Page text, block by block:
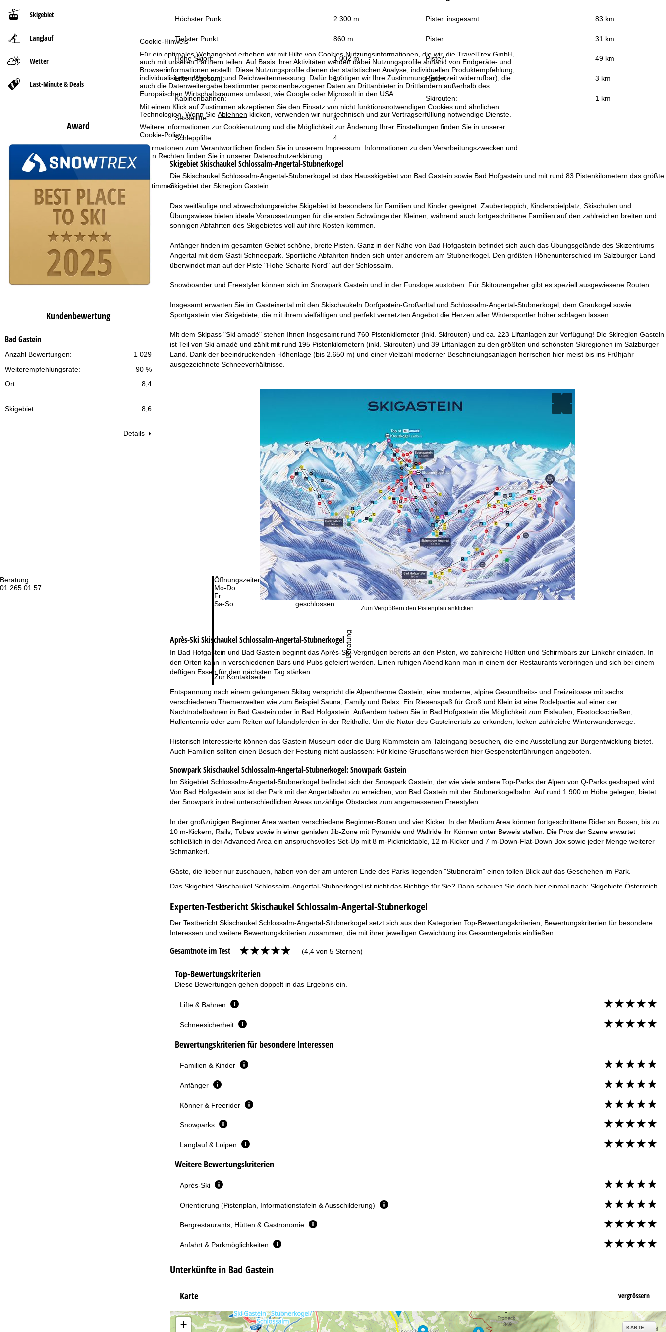
Cookie-Hinweis
Für ein optimales Webangebot erheben wir mit Hilfe von Cookies Nutzungsinformationen, die wir, die TravelTrex GmbH,
auch mit unseren Partnern teilen. Auf Basis Ihrer Aktivitäten werden dabei Nutzungsprofile anhand von Endgeräte- und
Browserinformationen erstellt. Diese Nutzungsprofile dienen der statistischen Analyse, individuellen Produktempfehlung,
individualisierten Werbung und Reichweitenmessung. Dafür benötigen wir Ihre Zustimmung (jederzeit widerrufbar), die
auch die Datenweitergabe bestimmter personenbezogener Daten an Drittanbieter in Drittländern außerhalb des
Europäischen Wirtschaftsraumes umfasst, wie Google oder Microsoft in den USA.
Mit einem Klick auf Zustimmen akzeptieren Sie den Einsatz von nicht funktionsnotwendigen Cookies und ähnlichen
Technologien. Wenn Sie Ablehnen klicken, verwenden wir nur technisch und zur Vertragserfüllung notwendige Dienste.
Weitere Informationen zur Cookienutzung und die Möglichkeit zur Änderung Ihrer Einstellungen finden Sie in unserer
Cookie-Policy.
Informationen zum Verantwortlichen finden Sie in unserem Impressum . Informationen zu den Verarbeitungszwecken und
Ihren Rechten finden Sie in unserer Datenschutzerklärung
Zustimmen
Beratung
01 265 01 57
Öffnungszeiten
Mo-Do:
09:00-17:00 Uhr
Fr:
09:00-15:00 Uhr
Sa-So:
geschlossen
Zur Kontaktseite
Beratung
Skigebiet
Langlauf
Wetter
Last-Minute & Deals
Award
Kundenbewertung
Bad Gastein
1 029
Anzahl Bewertungen:
90 %
Weiterempfehlungsrate:
Ort
8,4
Skigebiet 8,6
Details
t
s
e
i
t
e
Höchster Punkt: 2 300 m Pisten insgesamt: 83 km
Tiefster Punkt: 860 m Pisten: 31 km
Höhe Skiort: 1 002 m Pisten: 49 km
Lifte insgesamt: 17 Pisten: 3 km
Kabinenbahnen: 7 Skirouten: 1 km
Sessellifte: 6
Schlepplifte: 4
SkigebietSkischaukel Schlossalm-Angertal-Stubnerkogel
Die Skischaukel Schlossalm-Angertal-Stubnerkogel ist das Hausskigebiet von Bad Gastein sowie Bad Hofgastein und mit rund 83 Pistenkilometern das größte
Skigebiet der Skiregion Gastein.
Das weitläufige und abwechslungsreiche Skigebiet ist besonders für Familien und Kinder geeignet. Zauberteppich, Kinderspielplatz, Skischulen und
Übungswiese bieten ideale Voraussetzungen für die ersten Schwünge der Kleinen, während auch fortgeschrittene Familien auf den zahlreichen breiten und
sonnigen Abfahrten des Skigebietes voll auf ihre Kosten kommen.
Anfänger finden im gesamten Gebiet schöne, breite Pisten. Ganz in der Nähe von Bad Hofgastein befindet sich auch das Übungsgelände des Skizentrums
Angertal mit dem Gasti Schneepark. Sportliche Abfahrten finden sich unter anderem am Stubnerkogel. Den größten Höhenunterschied im Salzburger Land
überwindet man auf der Piste "Hohe Scharte Nord" auf der Schlossalm.
Snowboarder und Freestyler können sich im Snowpark Gastein und in der Funslope austoben. Für Skitourengeher gibt es speziell ausgewiesene Routen.
Insgesamt erwarten Sie im Gasteinertal mit den Skischaukeln Dorfgastein-Großarltal und Schlossalm-Angertal-Stubnerkogel, dem Graukogel sowie
Sportgastein vier Skigebiete, die mit ihrem vielfältigen und perfekt vernetzten Angebot die Herzen aller Wintersportler höher schlagen lassen.
Mit dem Skipass "Ski amadé" stehen Ihnen insgesamt rund 760 Pistenkilometer (inkl. Skirouten) und ca. 223 Liftanlagen zur Verfügung! Die Skiregion Gastein
ist Teil von Ski amadé und zählt mit rund 195 Pistenkilometern (inkl. Skirouten) und 39 Liftanlagen zu den größten und schönsten Skiregionen im Salzburger
Land. Dank der beeindruckenden Höhenlage (bis 2.650 m) und einer Vielzahl moderner Beschneiungsanlagen herrschen hier meist bis ins Frühjahr
ausgezeichnete Schneeverhältnisse.
Zum Vergrößern den Pistenplan anklicken.
Après-Ski Skischaukel Schlossalm-Angertal-Stubnerkogel
In Bad Hofgastein und Bad Gastein beginnt das Après-Ski-Vergnügen bereits an den Pisten, wo zahlreiche Hütten und Schirmbars zur Einkehr einladen. In
den Orten kann in verschiedenen Bars und Pubs gefeiert werden. Einen ruhigen Abend kann man in einem der Restaurants verbringen und sich bei einem
deftigen Essen für den nächsten Tag stärken.
Entspannung nach einem gelungenen Skitag verspricht die Alpentherme Gastein, eine moderne, alpine Gesundheits- und Freizeitoase mit sechs
verschiedenen Themenwelten wie zum Beispiel Sauna, Family und Relax. Ein Riesenspaß für Groß und Klein ist eine Rodelpartie auf einer der
Nachtrodelbahnen in Bad Gastein oder in Bad Hofgastein. Außerdem haben Sie in Bad Hofgastein die Möglichkeit zum Eislaufen, Eisstockschießen,
Hallentennis oder zum Reiten auf Islandpferden in der Reithalle. Um die Natur des Gasteinertals zu erkunden, locken zahlreiche Winterwanderwege.
Historisch Interessierte können das Gastein Museum oder die Burg Klammstein am Taleingang besuchen, die eine Ausstellung zur Burgentwicklung bietet.
Auch Familien sollten einen Besuch der Festung nicht auslassen: Für kleine Gruselfans werden hier Gespensterführungen angeboten.
Snowpark Skischaukel Schlossalm-Angertal-Stubnerkogel:Snowpark Gastein
Im Skigebiet Schlossalm-Angertal-Stubnerkogel befindet sich der Snowpark Gastein, der wie viele andere Top-Parks der Alpen von Q-Parks geshaped wird.
Von Bad Hofgastein aus ist der Park mit der Angertalbahn zu erreichen, von Bad Gastein mit der Stubnerkogelbahn. Auf rund 1.900 m Höhe gelegen, bietet
der Snowpark in drei unterschiedlichen Areas unzählige Obstacles zum angemessenen Freestylen.
In der großzügigen Beginner Area warten verschiedene Beginner-Boxen und vier Kicker. In der Medium Area können fortgeschrittene Rider an Boxen, bis zu
10 m-Kickern, Rails, Tubes sowie in einer genialen Jib-Zone mit Pyramide und Wallride ihr Können unter Beweis stellen. Die Pros der Szene erwartet
schließlich in der Advanced Area ein anspruchsvolles Set-Up mit 8 m-Picknicktable, 12 m-Kicker und 7 m-Down-Flat-Down Box sowie jeder Menge weiterer
Schmankerl.
Gäste, die lieber nur zuschauen, haben von der am unteren Ende des Parks liegenden "Stubneralm" einen tollen Blick auf das Geschehen im Park.
Das Skigebiet Skischaukel Schlossalm-Angertal-Stubnerkogel ist nicht das Richtige für Sie? Dann schauen Sie doch hier einmal nach: Skigebiete Österreich
Experten-Testbericht Skischaukel Schlossalm-Angertal-Stubnerkogel
Der Testbericht Skischaukel Schlossalm-Angertal-Stubnerkogel setzt sich aus den Kategorien Top-Bewertungskriterien, Bewertungskriterien für besondere
Interessen und weitere Bewertungskriterien zusammen, die mit ihrer jeweiligen Gewichtung ins Gesamtergebnis einfließen.
Gesamtnote im Test (4,4 von 5 Sternen)
Top-Bewertungskriterien
Diese Bewertungen gehen doppelt in das Ergebnis ein.
Lifte & Bahnen
Schneesicherheit
Bewertungskriterien für besondere Interessen
Familien & Kinder
Anfänger
Könner & Freerider
Snowparks
Langlauf & Loipen
Weitere Bewertungskriterien
Après-Ski
Orientierung (Pistenplan, Informationstafeln & Ausschilderung)
Bergrestaurants, Hütten & Gastronomie
Anfahrt & Parkmöglichkeiten
Unterkünfte in Bad Gastein
Karte vergrössern
+ KARTE